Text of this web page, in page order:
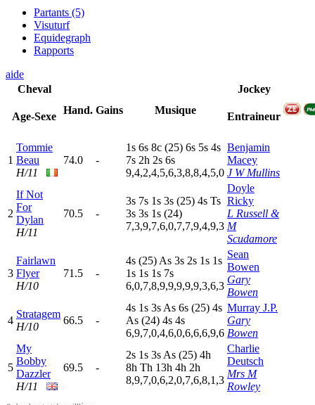
Partants (5)
Visuturf
Equidegraph
Rapports
aide
Cheval
Age-Sexe
Hand. Gains Musique
Jockey
Entraineur
1
Tommie
Beau
H/11
74.0 -
1s 6s 8c (25) 6s 5s 4s
7s 2h 2s 6s
9,4,2,4,5,6,3,8,8,4,5,0
Benjamin
Macey
J W Mullins
2
If Not
For
Dylan
H/11
70.5 -
3s 7s 1s 3s (25) 4s Ts
3s 3s 1s (24)
7,3,9,7,6,0,7,7,9,4,9,3
Doyle
Ricky
L Russell &
M
Scudamore
3
Fairlawn
Flyer
H/10
71.5 -
4s (25) As 3s 2s 1s 1s
1s 1s 1s 7s
6,0,7,8,9,9,9,9,9,3,6,3
Sean
Bowen
Gary
Bowen
4
Stratagem
H/10
66.5 -
4s 1s 3s As 6s (25) 4s
As (24) 4s 4s
6,9,7,0,4,6,0,6,6,6,9,6
Murray J.P.
Gary
Bowen
5
My
Bobby
Dazzler
H/11
69.5 -
2s 1s 3s As (25) 4h
8h Th 13h 4h 2h
8,9,7,0,6,2,0,7,6,8,1,3
Charlie
Deutsch
Mrs M
Rowley